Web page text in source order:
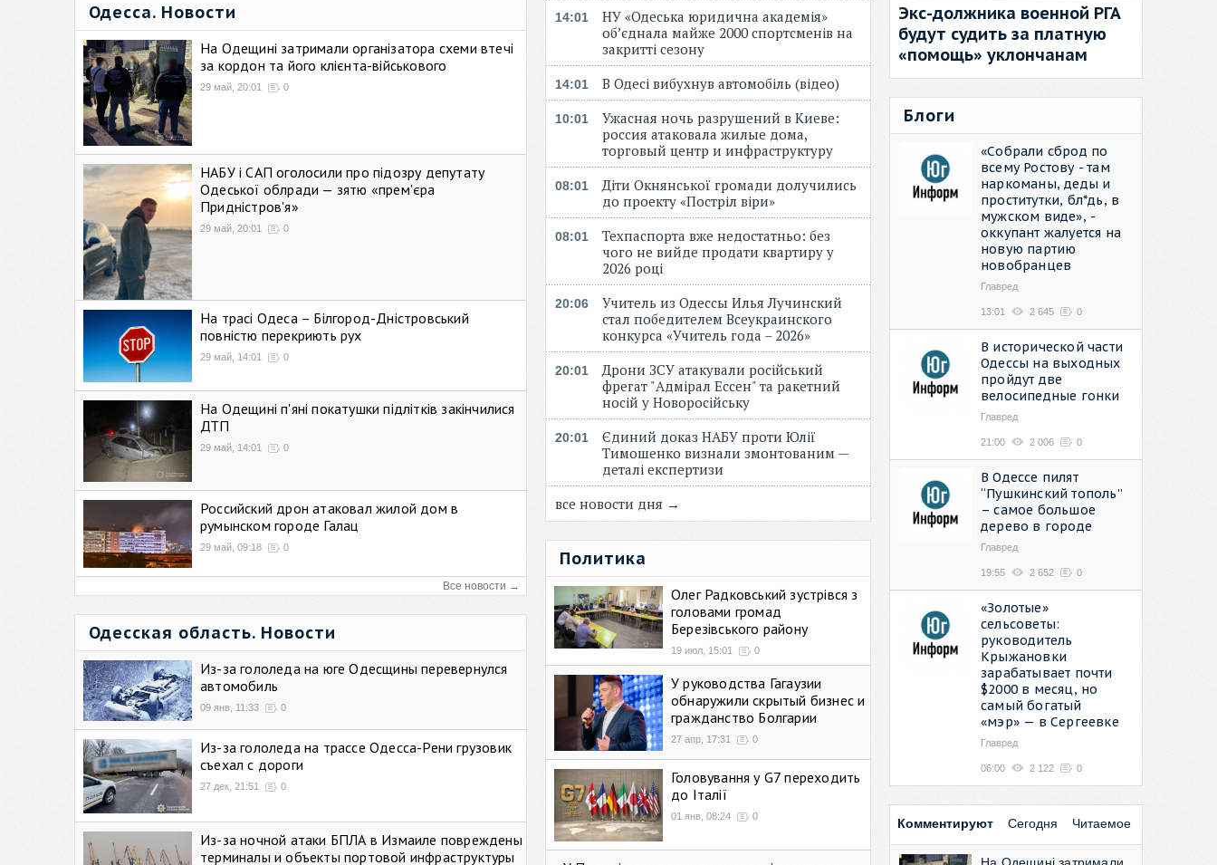
Одесса. Новости
На Одещині затримали організатора схеми втечі
за кордон та його клієнта-військового
29 май, 20:01 0
НАБУ і САП оголосили про підозру депутату
Одеської облради — зятю «прем'єра
Придністров'я»
29 май, 20:01 0
На трасі Одеса – Білгород-Дністровський
повністю перекриють рух
29 май, 14:01 0
На Одещині п'яні покатушки підлітків закінчилися
ДТП
29 май, 14:01 0
Российский дрон атаковал жилой дом в
румынском городе Галац
29 май, 09:18 0
Все новости →
Одесская область. Новости
Из-за гололеда на юге Одесщины перевернулся
автомобиль
09 янв, 11:33 0
Из-за гололеда на трассе Одесса-Рени грузовик
съехал с дороги
27 дек, 21:51 0
Из-за ночной атаки БПЛА в Измаиле повреждены
терминалы и объекты портовой инфраструктуры
14:01
НУ «Одеська юридична академія»
об’єднала майже 2000 спортсменів на
закритті сезону
14:01 В Одесі вибухнув автомобіль (відео)
10:01
Ужасная ночь разрушений в Киеве:
россия атаковала жилые дома,
торговый центр и инфраструктуру
08:01
Діти Окнянської громади долучились
до проекту «Постріл віри»
08:01
Техпаспорта вже недостатньо: без
чого не вийде продати квартиру у
2026 році
20:06
Учитель из Одессы Илья Лучинский
стал победителем Всеукраинского
конкурса «Учитель года – 2026»
20:01
Дрони ЗСУ атакували російський
фрегат "Адмірал Ессен" та ракетний
носій у Новоросійську
20:01
Єдиний доказ НАБУ проти Юлії
Тимошенко визнали змонтованим —
деталі експертизи
все новости дня →
Политика
Олег Радковський зустрівся з
головами громад
Березівського району
19 июл, 15:01 0
У руководства Гагаузии
обнаружили скрытый бизнес и
гражданство Болгарии
27 апр, 17:31 0
Головування у G7 переходить
до Італії
01 янв, 08:24 0
Экс-должника военной РГА
будут судить за платную
«помощь» уклончанам
Блоги
«Собрали сброд по
всему Ростову - там
наркоманы, деды и
проститутки, бл*дь, в
мужском виде», -
оккупант жалуется на
новую партию
новобранцев
Главред
13:01 2 645 0
В исторической части
Одессы на выходных
пройдут две
велосипедные гонки
Главред
21:00 2 006 0
В Одессе пилят
“Пушкинский тополь”
– самое большое
дерево в городе
Главред
19:55 2 652 0
«Золотые»
сельсоветы:
руководитель
Крыжановки
зарабатывает почти
$2000 в месяц, но
самый богатый
«мэр» — в Сергеевке
Главред
06:00 2 122 0
Комментируют Сегодня Читаемое